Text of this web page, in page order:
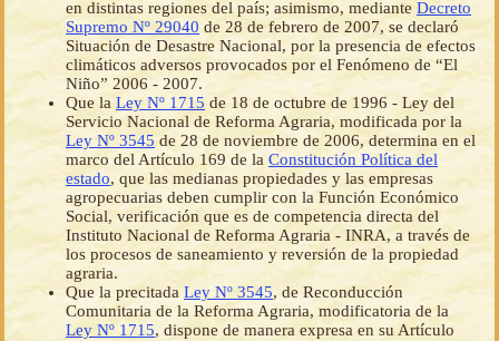
en distintas regiones del país; asimismo, mediante Decreto
Supremo Nº 29040 de 28 de febrero de 2007, se declaró
Situación de Desastre Nacional, por la presencia de efectos
climáticos adversos provocados por el Fenómeno de “El
Niño” 2006 - 2007.
Que laLey Nº 1715 de 18 de octubre de 1996 - Ley del
Servicio Nacional de Reforma Agraria, modificada por la
Ley Nº 3545 de 28 de noviembre de 2006, determina en el
marco del Artículo 169 de la Constitución Política del
estado, que las medianas propiedades y las empresas
agropecuarias deben cumplir con la Función Económico
Social, verificación que es de competencia directa del
Instituto Nacional de Reforma Agraria - INRA, a través de
los procesos de saneamiento y reversión de la propiedad
agraria.
Que la precitada Ley Nº 3545, de Reconducción
Comunitaria de la Reforma Agraria, modificatoria de la
Ley Nº 1715, dispone de manera expresa en su Artículo